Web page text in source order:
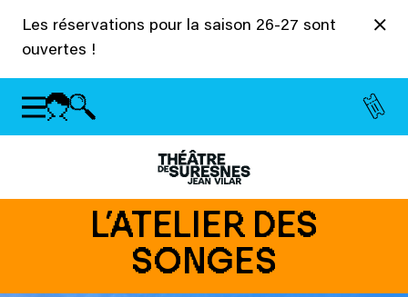
Les réservations pour la saison 26-27 sont
ouvertes !
L’ATELIER DES
SONGES